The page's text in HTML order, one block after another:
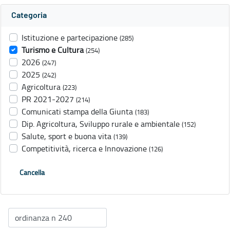
Categoria
Istituzione e partecipazione (285)
Turismo e Cultura (254)
2026 (247)
2025 (242)
Agricoltura (223)
PR 2021-2027 (214)
Comunicati stampa della Giunta (183)
Dip. Agricoltura, Sviluppo rurale e ambientale (152)
Salute, sport e buona vita (139)
Competitività, ricerca e Innovazione (126)
Cancella